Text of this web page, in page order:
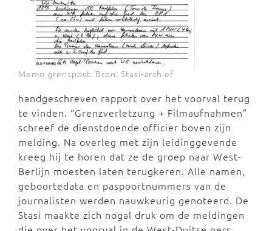
Memo grenspost. Bron: Stasi-archief
handgeschreven rapport over het voorval terug
te vinden. “Grenzverletzung + Filmaufnahmen”
schreef de dienstdoende officier boven zijn
melding. Na overleg met zijn leidinggevende
kreeg hij te horen dat ze de groep naar West-
Berlijn moesten laten terugkeren. Alle namen,
geboortedata en paspoortnummers van de
journalisten werden nauwkeurig genoteerd. De
Stasi maakte zich nogal druk om de meldingen